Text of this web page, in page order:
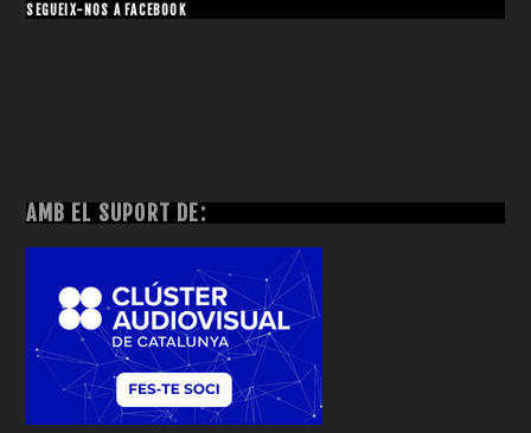
SEGUEIX-NOS A FACEBOOK
AMB EL SUPORT DE: